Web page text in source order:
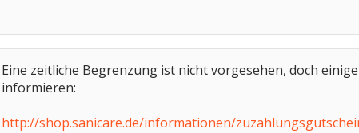
Eine zeitliche Begrenzung ist nicht vorgesehen, doch
informieren:
http://shop.sanicare.de/informationen/